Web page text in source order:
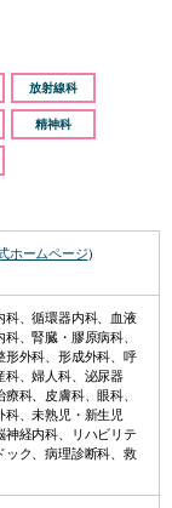
放射線科
精神科
ホームページ）
科、循環器内科、血液
、腎臓・膠原病科、
形外科、形成外科、呼
科、婦人科、泌尿器
科、皮膚科、眼科、
科、未熟児・新生児
神経内科、リハビリテ
ック、病理診断科、救